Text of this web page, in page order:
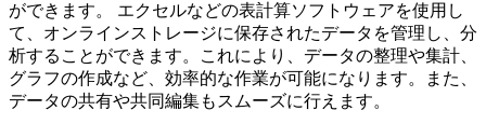
ができます。 エクセルなどの表計算ソフトウェアを使用し
て、オンラインストレージに保存されたデータを管理し、分
析することができます。これにより、データの整理や集計、
グラフの作成など、効率的な作業が可能になります。また、
データの共有や共同編集もスムーズに行えます。